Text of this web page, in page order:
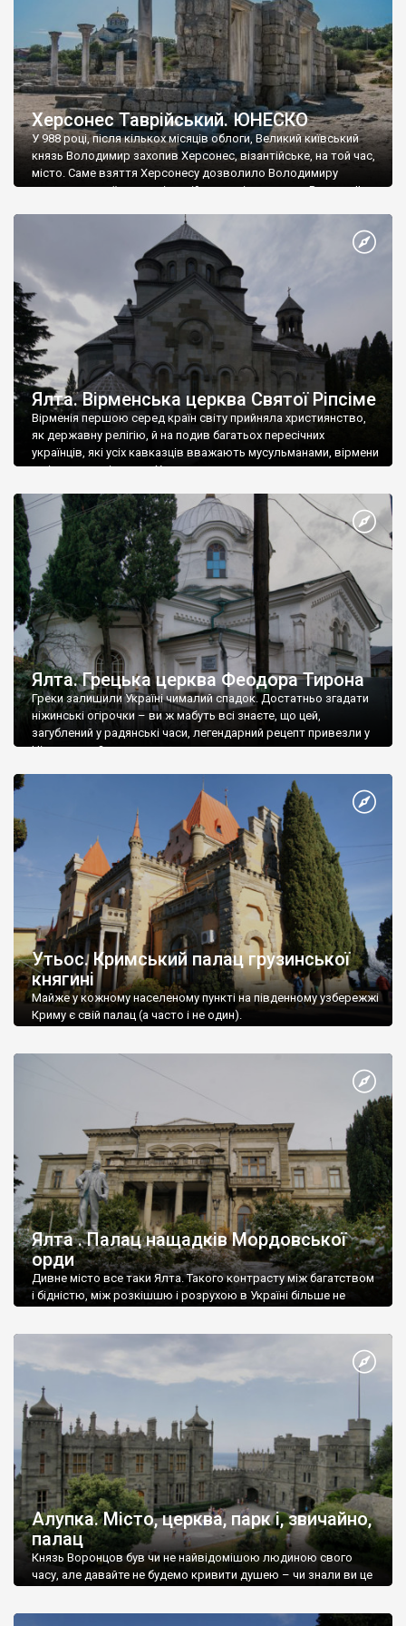
Херсонес Таврійський. ЮНЕСКО
У 988 році, після кількох місяців облоги, Великий київський
князь Володимир захопив Херсонес, візантійське, на той час,
місто. Саме взяття Херсонесу дозволило Володимиру
диктувати свої умови візантійському імператору Василю ІІ, та
Херсонесі Володимир-язичник, став Василем-християнином.
А потім було Хрещення Русі. На честь Херсонесу Таврійського
Ялта. Вірменська церква Святої Ріпсіме
Вірменія першою серед країн світу прийняла християнство,
як державну релігію, й на подив багатьох пересічних
українців, які усіх кавказців вважають мусульманами, вірмени
є відданими вірянами Христа
Ялта. Грецька церква Феодора Тирона
Греки залишили Україні чималий спадок. Достатньо згадати
ніжинські огірочки – ви ж мабуть всі знаєте, що цей,
загублений у радянські часи, легендарний рецепт привезли у
Ніжин греки?
Утьос. Кримський палац грузинської
княгині
Майже у кожному населеному пункті на південному узбережжі
Криму є свій палац (а часто і не один).
Ялта . Палац нащадків Мордовської
орди
Дивне місто все таки Ялта. Такого контрасту між багатством
і бідністю, між розкішшю і розрухою в Україні більше не
Алупка. Місто, церква, парк і, звичайно,
палац
Князь Воронцов був чи не найвідомішою людиною свого
часу, але давайте не будемо кривити душею – чи знали ви це